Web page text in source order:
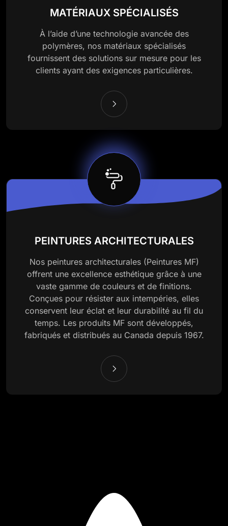
MATÉRIAUX SPÉCIALISÉS
À l’aide d’une technologie avancée des
polymères, nos matériaux spécialisés
fournissent des solutions sur mesure pour les
clients ayant des exigences particulières.
PEINTURES ARCHITECTURALES
Nos peintures architecturales (Peintures MF)
offrent une excellence esthétique grâce à une
vaste gamme de couleurs et de finitions.
Conçues pour résister aux intempéries, elles
conservent leur éclat et leur durabilité au fil du
temps. Les produits MF sont développés,
fabriqués et distribués au Canada depuis 1967.